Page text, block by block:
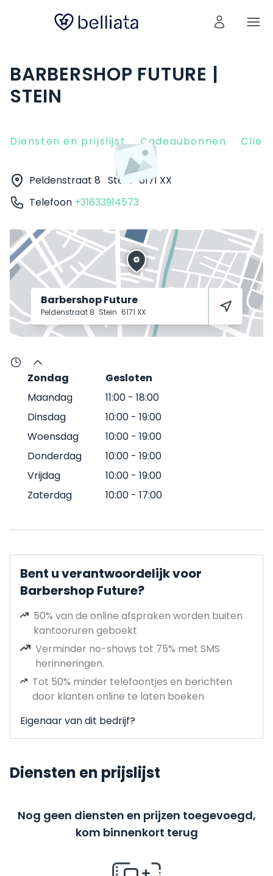
BARBERSHOP FUTURE |
STEIN
Diensten en prijslijst Cadeaubonnen
Peldenstraat 8 Stein 6171 XX
Telefoon +31633914573
Barbershop Future
Peldenstraat 8 Stein 6171 XX
Zondag
Gesloten
Maandag
11:00 - 18:00
Dinsdag
10:00 - 19:00
Woensdag
10:00 - 19:00
Donderdag
10:00 - 19:00
Vrijdag
10:00 - 19:00
Zaterdag
10:00 - 17:00
Bent u verantwoordelijk voor
Barbershop Future?
50% van de online afspraken worden buiten
kantooruren geboekt
Verminder no-shows tot 75% met SMS
herinneringen.
Tot 50% minder telefoontjes en berichten
door klanten online te laten boeken
Eigenaar van dit bedrijf?
Diensten en prijslijst
Nog geen diensten en prijzen toegevoegd,
kom binnenkort terug